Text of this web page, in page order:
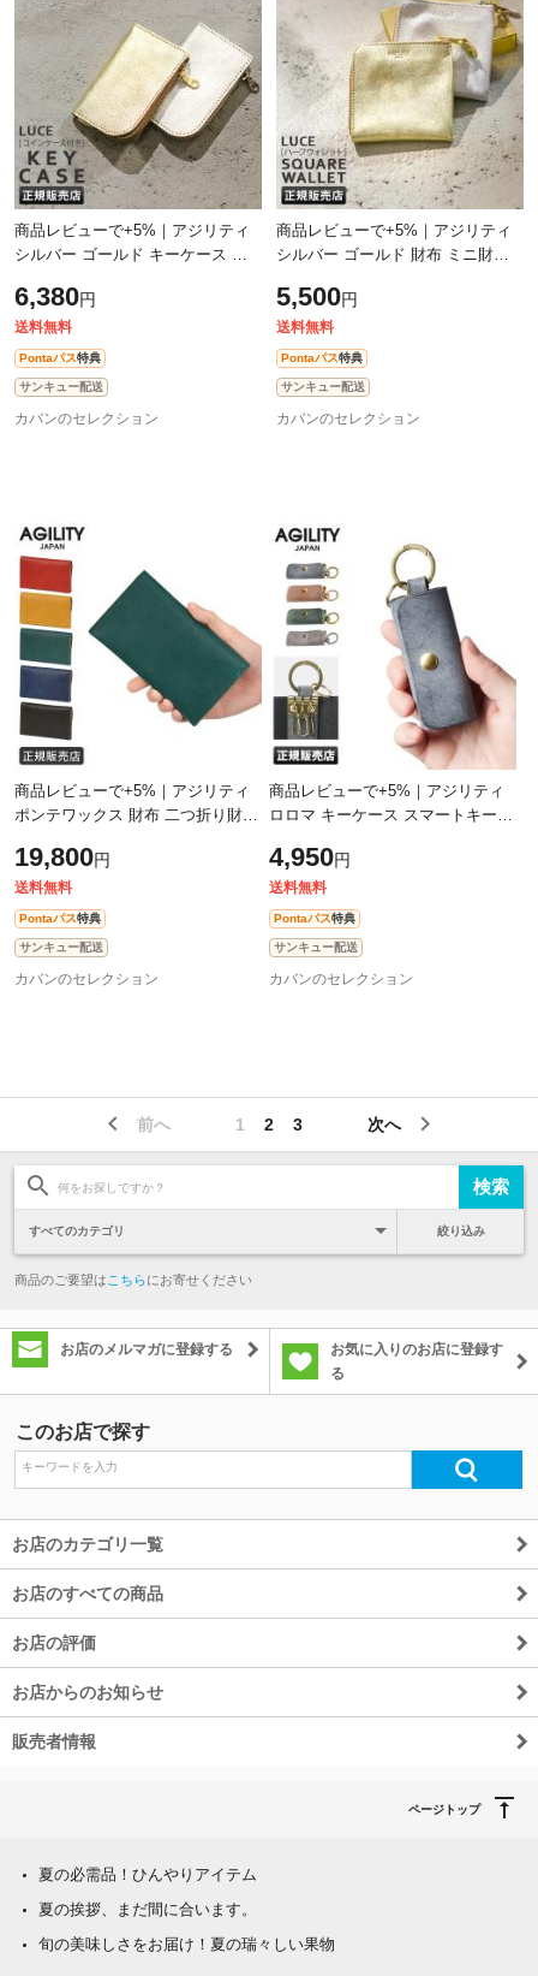
商品レビューで+5%｜アジリティ
シルバー ゴールド キーケース 小
ド レディース AGILITY 1622
6,380円
送料無料
Pontaパス特典
サンキュー配送
カバンのセレクション
商品レビューで+5%｜アジリティ
シルバー ゴールド 財布 ミニ財布
ランド レディース レザー 本革 日
本
5,500円
送料無料
Pontaパス特典
サンキュー配送
カバンのセレクション
商品レビューで+5%｜アジリティ
ポンテワックス 財布 二つ折り財布
ランド レザー スリム 薄い 薄型
AG
19,800円
送料無料
Pontaパス特典
サンキュー配送
カバンのセレクション
商品レビューで+5%｜アジリティ
ロロマ キーケース スマートキー
ー コンパクト 超小型 小さい 小さ
め
4,950円
送料無料
Pontaパス特典
サンキュー配送
カバンのセレクション
前へ 次へ
1 2 3
絞り込み
商品のご要望は こちらにお寄せください
お店のメルマガに登録する
お気に入りのお店に登録す
る
このお店で探す
お店のカテゴリ一覧
お店のすべての商品
お店の評価
お店からのお知らせ
販売者情報
ページトップ
夏の必需品！ひんやりアイテム
夏の挨拶、まだ間に合います。
旬の美味しさをお届け！夏の瑞々しい果物